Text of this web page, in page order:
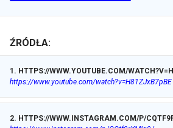
ŹRÓDŁA:
1 . HTTPS://WWW.YOUTUBE.COM/
https://www.youtube.com/watch?v=H81ZJxB7pBE
2. HTTPS://WWW.INSTAGRAM.COM/P/